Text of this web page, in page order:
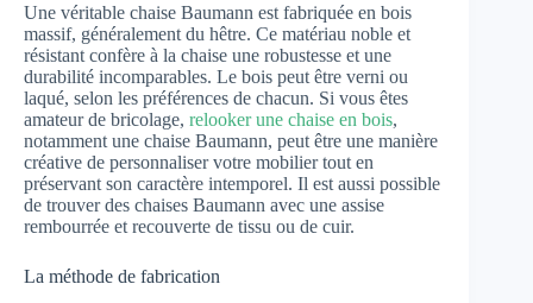
Une véritable chaise Baumann est fabriquée en bois
massif, généralement du hêtre. Ce matériau noble et
résistant confère à la chaise une robustesse et une
durabilité incomparables. Le bois peut être verni ou
laqué, selon les préférences de chacun. Si vous êtes
amateur de bricolage, relooker une chaise en bois,
notamment une chaise Baumann, peut être une manière
créative de personnaliser votre mobilier tout en
préservant son caractère intemporel. Il est aussi possible
de trouver des chaises Baumann avec une assise
rembourrée et recouverte de tissu ou de cuir.
La méthode de fabrication